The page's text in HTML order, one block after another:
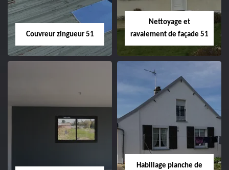
Couvreur zingueur 51
51
Nettoyage et
ravalement de façade 51
Nettoyage et
ravalement de
façade 51
Habillage planche de